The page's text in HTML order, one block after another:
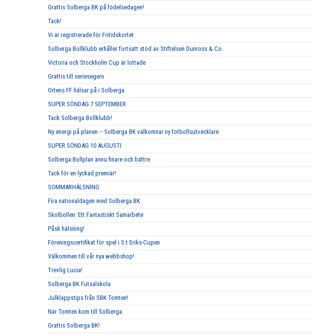
Grattis Solberga BK på födelsedagen!
Tack!
Vi är registrerade för Fritidskortet
Solberga Bollklubb erhåller fortsatt stöd av Stiftelsen Dunross & Co
Victoria och Stockholm Cup är lottade
Grattis till seriesegern
Ortens FF hälsar på i Solberga
SUPER SÖNDAG 7 SEPTEMBER
Tack Solberga Bollklubb!
Ny energi på planen – Solberga BK välkomnar ny fotbollsutvecklare
SUPER SÖNDAG 10 AUGUSTI
Solberga Bollplan ännu finare och bättre
Tack för en lyckad premiär!
SOMMARHÄLSNING
Fira nationaldagen med Solberga BK
Skolbollen: Ett Fantastiskt Samarbete
Påsk hälsning!
Föreningscertifikat för spel i S:t Eriks-Cupen
Välkommen till vår nya webbshop!
Trevlig Lucia!
Solberga BK Futsalskola
Julklappstips från SBK Tomten!
När Tomten kom till Solberga
Grattis Solberga BK!